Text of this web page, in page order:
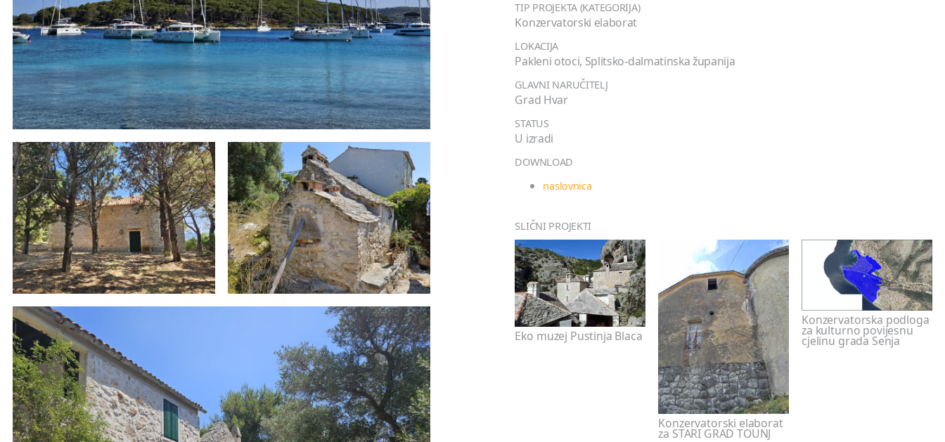
TIP PROJEKTA (KATEGORIJA)
Konzervatorski elaborat
LOKACIJA
Pakleni otoci, Splitsko-dalmatinska županija
GLAVNI NARUČITELJ
Grad Hvar
STATUS
U izradi
DOWNLOAD
naslovnica
SLIČNI PROJEKTI
Eko muzej Pustinja Blaca
Konzervatorski elaborat
za STARI GRAD TOUNJ
Konzervatorska podloga
za kulturno povijesnu
cjelinu grada Senja